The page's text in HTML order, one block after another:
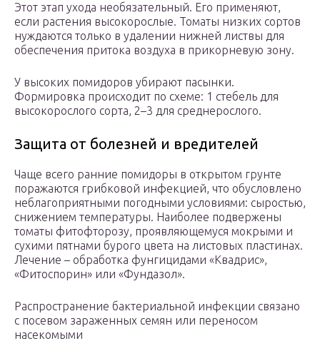
Этот этап ухода необязательный. Его применяют,
если растения высокорослые. Томаты низких сортов
нуждаются только в удалении нижней листвы для
обеспечения притока воздуха в прикорневую зону.
У высоких помидоров убирают пасынки.
Формировка происходит по схеме: 1 стебель для
высокорослого сорта, 2–3 для среднерослого.
Защита от болезней и вредителей
Чаще всего ранние помидоры в открытом грунте
поражаются грибковой инфекцией, что обусловлено
неблагоприятными погодными условиями: сыростью,
снижением температуры. Наиболее подвержены
томаты фитофторозу, проявляющемуся мокрыми и
сухими пятнами бурого цвета на листовых пластинах.
Лечение – обработка фунгицидами «Квадрис»,
«Фитоспорин» или «Фундазол».
Распространение бактериальной инфекции связано
с посевом зараженных семян или переносом
насекомыми